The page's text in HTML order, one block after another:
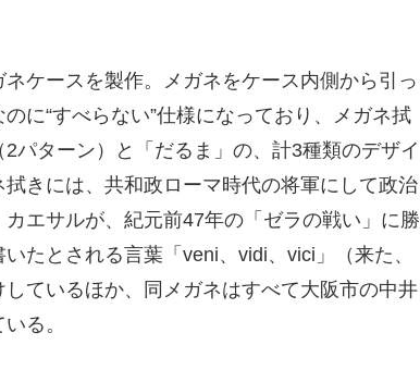
ケースを製作。メガネをケース内側から引っ
に“すべらない”仕様になっており、メガネ拭
パターン）と「だるま」の、計3種類のデザイ
きには、共和政ローマ時代の将軍にして政治
エサルが、紀元前47年の「ゼラの戦い」に勝
たとされる言葉「veni、vidi、vici」（来た、
ているほか、同メガネはすべて大阪市の中井
る。